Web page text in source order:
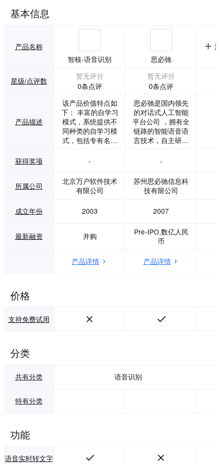
基本信息
产品名称
智核-语音识别
思必驰
星级/点评数
暂无评分
0条点评
暂无评分
0条点评
产品描述
该产品价值特点如
下： 丰富的自学习
模式，系统提供不
同种类的自学习模
式，包括专有名词
发言稿等）以及实
操短句（实操修改
后发生纠正的词
效果。 行业专用引
业场景进行数据训
练,使得业务数据与
合，已解决不同场
音-处理-后端输
的接口规范，实现
第三方系统快速对
思必驰是国内领先
的对话式人工智能
平台公司 ，拥有全
链路的智能语音语
言技术，自主研发
H1520）；为车联
网、IoT、以及众多
行业场景合作伙伴
解决方案。 “思必
拥有自主产权和中
英文综合语音技术
音综合技术包括语
</p>
获得奖项 - -
所属公司
北京万户软件技术
有限公司
苏州思必驰信息科
技有限公司
成立年份 2003 2007
最新融资 并购
Pre-IPO,数亿人民
币
产品详情 产品详情
价格
支持免费试用
分类
共有分类 语音识别
特有分类
功能
语音实时转文字